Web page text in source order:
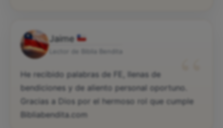
Jaime
“
He recibido palabras de FE, llenas de
bendiciones y de aliento personal oportuno.
Gracias a Dios por el hermoso rol que cumple
Bibliabendita.com